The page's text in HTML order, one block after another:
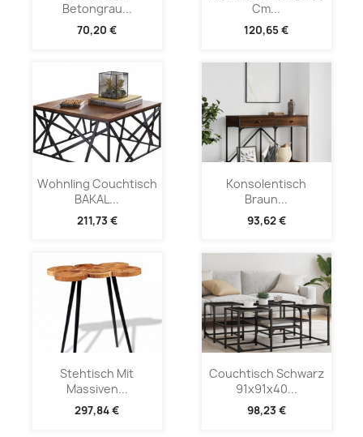
Betongrau...
70,20 €
Cm...
120,65 €
Wohnling Couchtisch
BAKAL...
211,73 €
Konsolentisch
Braun...
93,62 €
Stehtisch Mit
Massiven...
297,84 €
Couchtisch Schwarz
91x91x40...
98,23 €